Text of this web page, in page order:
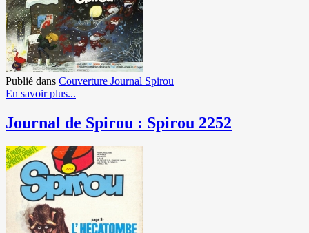
Publié dans Couverture Journal Spirou
En savoir plus...
Journal de Spirou : Spirou 2252